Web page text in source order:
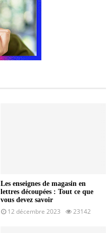
Les enseignes de magasin en
lettres découpées : Tout ce que
vous devez savoir
12 décembre 2023 23142